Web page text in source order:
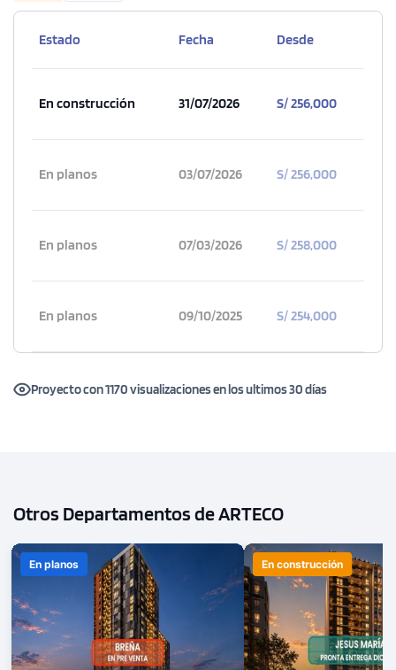
Estado Fecha Desde
En construcción 31/07/2026 S/ 256,000
En planos 03/07/2026 S/ 256,000
En planos 07/03/2026 S/ 258,000
En planos 09/10/2025 S/ 254,000
Proyecto con 1170 visualizaciones en los ultimos 30 días
Otros Departamentos de ARTECO
En planos En construcción